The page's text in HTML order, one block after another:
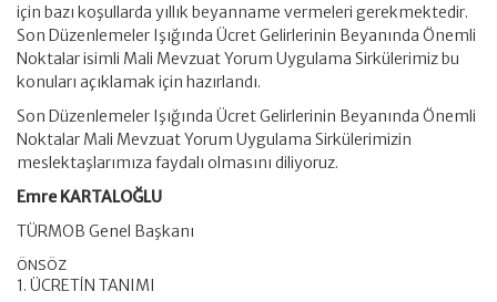
için bazı koşullarda yıllık beyanname vermeleri gerekmektedir.
Son Düzenlemeler Işığında Ücret Gelirlerinin Beyanında Önemli
Noktalar isimli Mali Mevzuat Yorum Uygulama Sirkülerimiz bu
konuları açıklamak için hazırlandı.
Son Düzenlemeler Işığında Ücret Gelirlerinin Beyanında Önemli
Noktalar Mali Mevzuat Yorum Uygulama Sirkülerimizin
meslektaşlarımıza faydalı olmasını diliyoruz.
Emre KARTALOĞLU
TÜRMOB Genel Başkanı
ÖNSÖZ
1. ÜCRETİN TANIMI